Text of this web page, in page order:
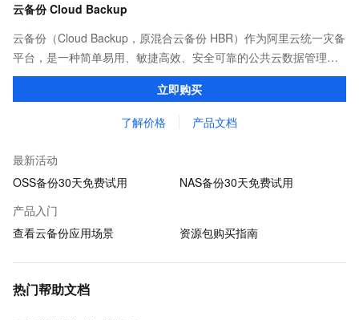
云备份 Cloud Backup
云备份（Cloud Backup，原混合云备份 HBR）作为阿里云统一灾备
平台，是一种简单易用、敏捷高效、安全可靠的公共云数据管理服
务，可以为阿里云及本地自建机房内的多种数据类型提供备份、容
灾保护以及策略化归档管理。立即购买
了解价格 产品文档
最新活动
OSS备份30天免费试用
NAS备份30天免费试用
产品入门
查看云备份应用场景
资源包购买指南
热门帮助文档